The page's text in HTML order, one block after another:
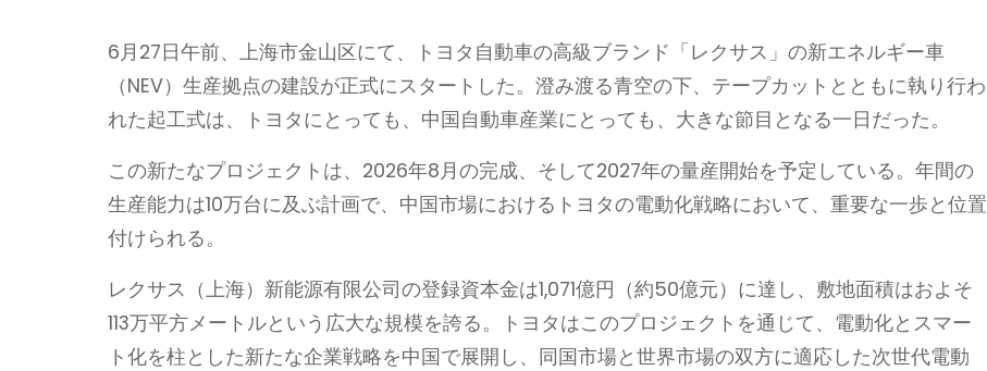
6月27日午前、上海市金山区にて、トヨタ自動車の高級ブランド「レクサス」の新エネルギー車
（NEV）生産拠点の建設が正式にスタートした。澄み渡る青空の下、テープカットとともに執り行わ
れた起工式は、トヨタにとっても、中国自動車産業にとっても、大きな節目となる一日だった。
この新たなプロジェクトは、2026年8月の完成、そして2027年の量産開始を予定している。年間の
生産能力は10万台に及ぶ計画で、中国市場におけるトヨタの電動化戦略において、重要な一歩と位置
付けられる。
レクサス（上海）新能源有限公司の登録資本金は1,071億円（約50億元）に達し、敷地面積はおよそ
113万平方メートルという広大な規模を誇る。トヨタはこのプロジェクトを通じて、電動化とスマー
ト化を柱とした新たな企業戦略を中国で展開し、同国市場と世界市場の双方に適応した次世代電動